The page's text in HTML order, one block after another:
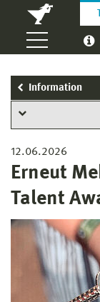
Information
12.06.2026
Erneut
Talent